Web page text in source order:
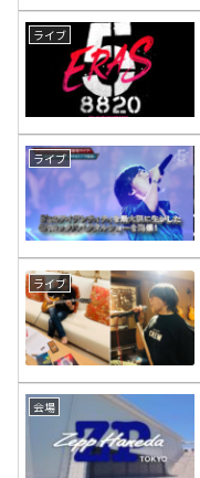
ライブ
ライブ
ライブ
会場